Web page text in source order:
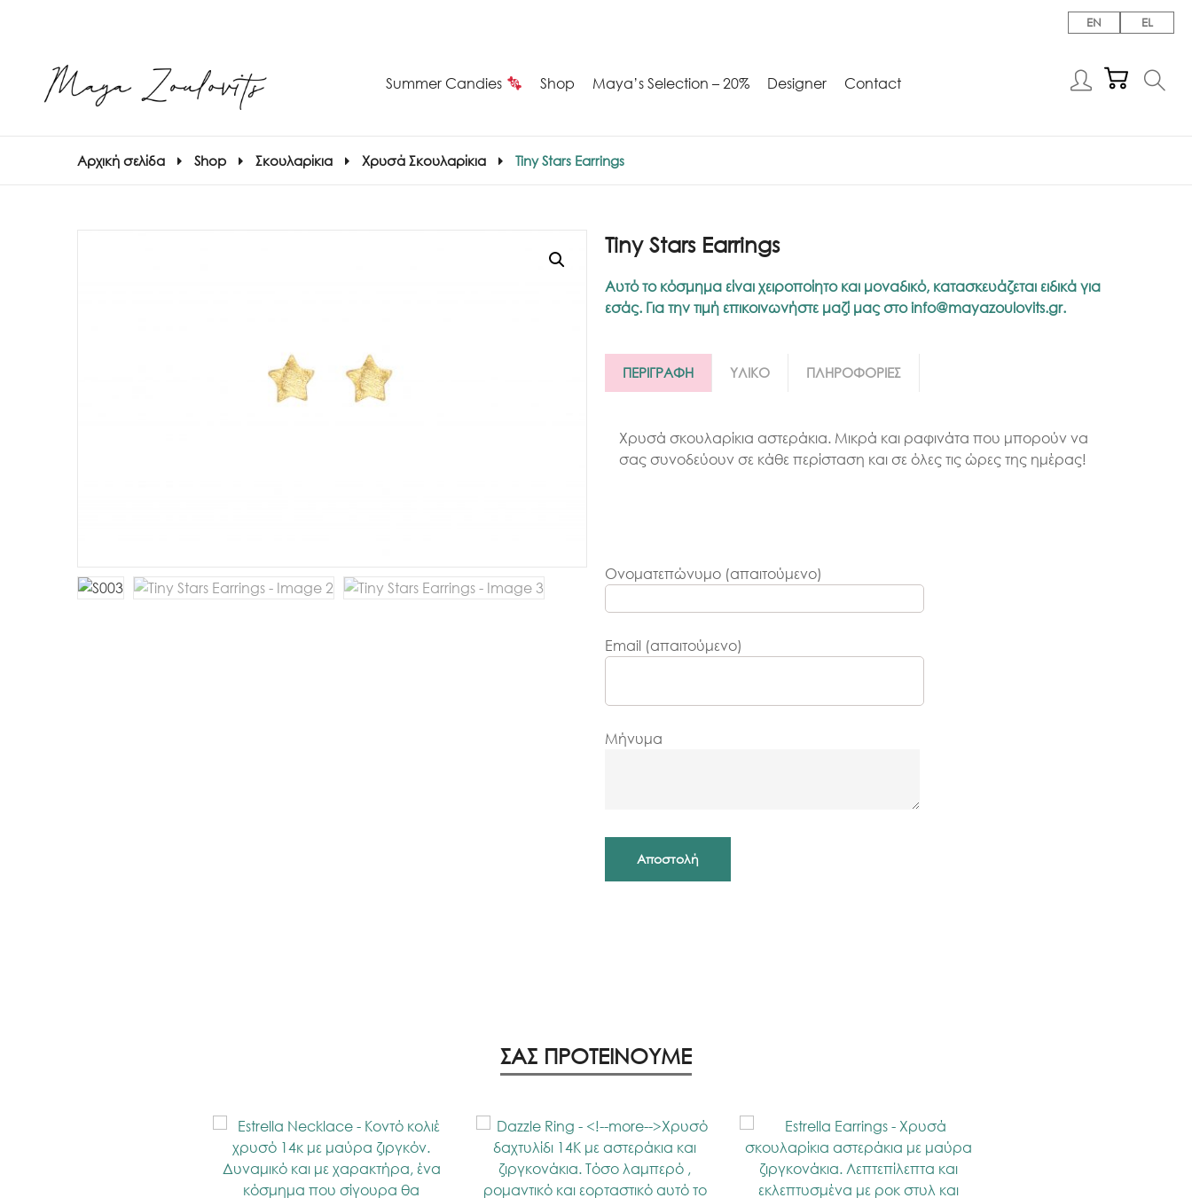
EN EL
Summer Candies Shop Maya’s Selection – 20% Designer Contact
Αρχική σελίδα Shop Σκουλαρίκια Χρυσά Σκουλαρίκια Tiny Stars Earrings
Tiny Stars Earrings
Αυτό το κόσμημα είναι χειροποίητο και μοναδικό, κατασκευάζεται ειδικά για
εσάς. Για την τιμή επικοινωνήστε μαζί μας στοinfo@mayazoulovits.gr.
ΠΕΡΙΓΡΑΦΗ ΥΛΙΚΟ ΠΛΗΡΟΦΟΡΙΕΣ
Χρυσά σκουλαρίκια αστεράκια. Μικρά και ραφινάτα που μπορούν να
σας συνοδεύουν σε κάθε περίσταση και σε όλες τις ώρες της ημέρας!
Ονοματεπώνυμο (απαιτούμενο)
Email (απαιτούμενο)
Μήνυμα
ΣΑΣ ΠΡΟΤΕΙΝΟΥΜΕ